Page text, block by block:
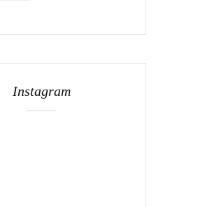
Instagram